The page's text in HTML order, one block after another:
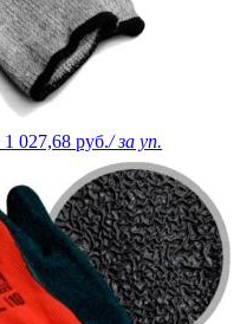
1 027,68 руб./ за уп.